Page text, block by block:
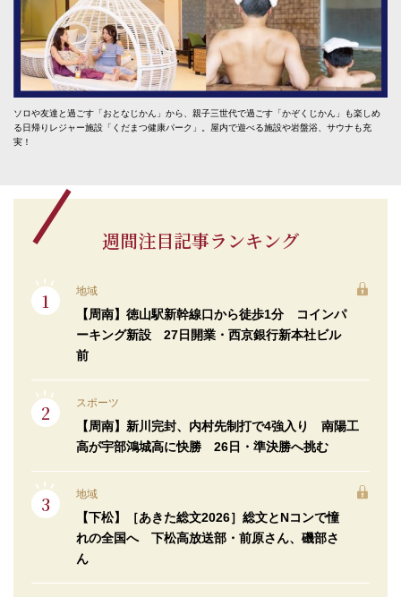
ソロや友達と過ごす「おとなじかん」から、親子三世代で過ごす「かぞくじかん」も楽しめ
る日帰りレジャー施設「くだまつ健康パーク」。屋内で遊べる施設や岩盤浴、サウナも充
実！
週間注目記事ランキング
地域
【周南】徳山駅新幹線口から徒歩1分 コインパ
ーキング新設 27日開業・西京銀行新本社ビル
前
スポーツ
【周南】新川完封、内村先制打で4強入り 南陽工
高が宇部鴻城高に快勝 26日・準決勝へ挑む
地域
【下松】［あきた総文2026］総文とNコンで憧
れの全国へ 下松高放送部・前原さん、磯部さ
ん